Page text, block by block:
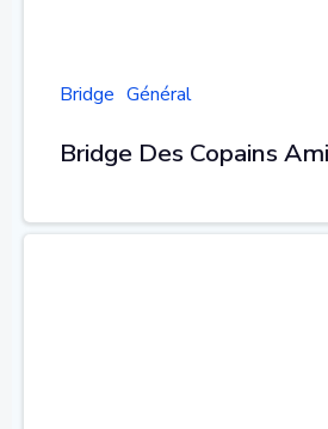
Bridge Général
Bridge Des Copains